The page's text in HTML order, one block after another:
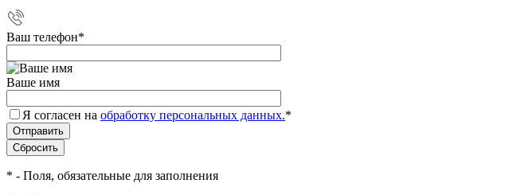
Ваш телефон*
Ваше имя
Я согласен на обработку персональных данных.*
* - Поля, обязательные для заполнения